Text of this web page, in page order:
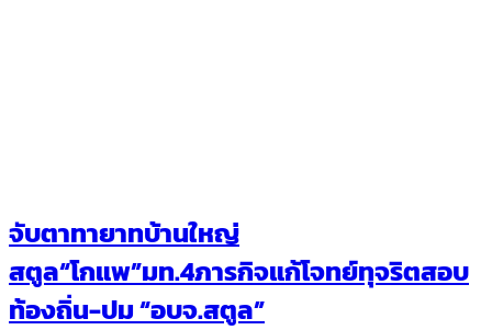
จับตาทายาทบ้านใหญ่
สตูล“โกแพ”มท.4ภารกิจแก้โจทย์ทุจริตสอบ
ท้องถิ่น-ปม “อบจ.สตูล”